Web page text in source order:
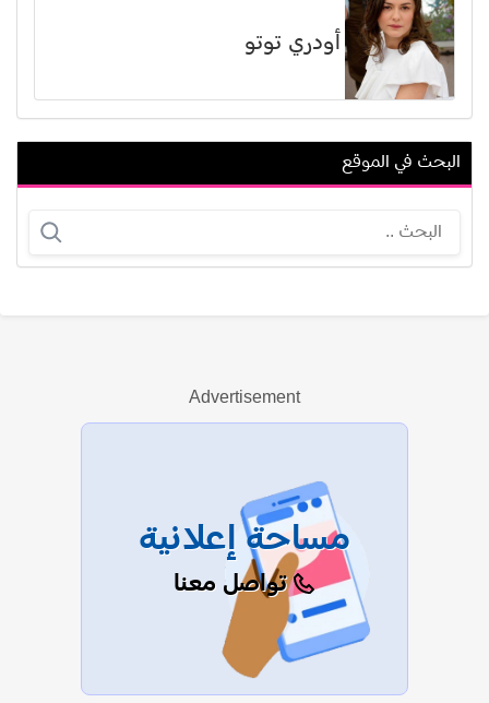
أودري توتو
بيل سكارسجارد
عرض الكل
البحث في الموقع
Advertisement
مساحة إعلانية
تواصل معنا